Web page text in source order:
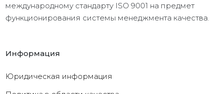
международному стандарту ISO 9001 на предмет
функционирования системы менеджмента качества.
Информация
Юридическая информация